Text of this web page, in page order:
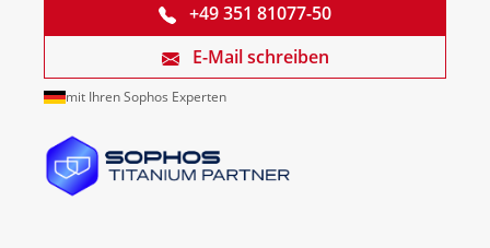
+49 351 81077-50
E-Mail schreiben
mit Ihren Sophos Experten